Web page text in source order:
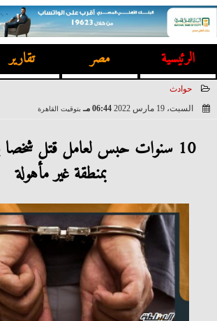
الرئيسية مصر تقارير
حوادث
السبت، 19 مارس 2022
06:44 مـ بتوقيت القاهرة
10 سنوات حبس لعامل قتل شخصا
بمنطقة غير مأهولة